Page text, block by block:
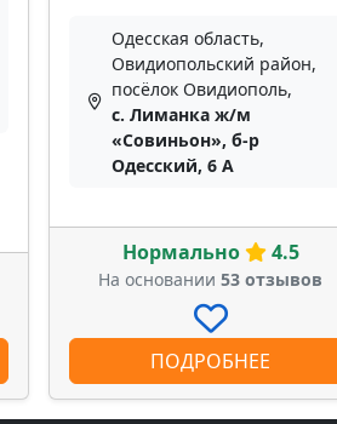
Одесская область,
Овидиопольский район,
посёлок Овидиополь,
с. Лиманка ж/м
«Совиньон», б-р
Одесский, 6 А
Нормально 4.5
На основании 53 отзывов
ПОДРОБНЕЕ